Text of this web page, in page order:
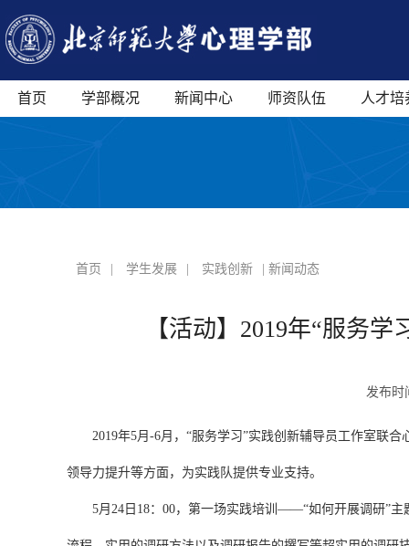
首页 学部概况 新闻中心 师资队伍 人才培
首页 学生发展 实践创新 | 新闻动态
【活动】2019年“服务
发布
2019年5月-6月，“服务学习”实践创新辅导员工作室联
领导力提升等方面，为实践队提供专业支持。
5月24日18：00，第一场实践培训——“如何开展调研”